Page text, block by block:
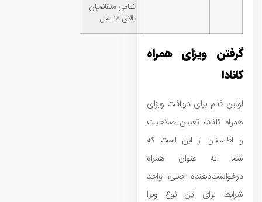
تمامی متقاضیان
بالای ۱۸ سال
گرفتن ویزای همراه
کانادا
اولین قدم برای دریافت ویزای
همراه کانادا، تعیین صلاحیت
و اطمینان از این است که
شما به عنوان همراه
درخواست‌دهنده اصلی، واجد
شرایط برای این نوع ویزا